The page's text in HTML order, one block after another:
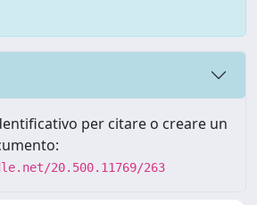
per citare o creare un
20.500.11769/263